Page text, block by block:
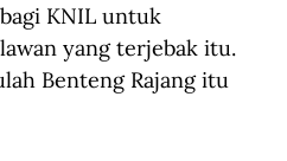
KNIL untuk
yang terjebak itu.
Benteng Rajang itu